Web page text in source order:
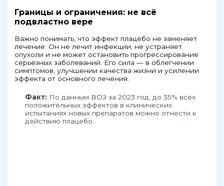
Границы и ограничения: не всё
подвластно вере
Важно понимать, что эффект плацебо не заменяет
лечение. Он не лечит инфекции, не устраняет
опухоли и не может остановить прогрессирование
серьёзных заболеваний. Его сила — в облегчении
симптомов, улучшении качества жизни и усилении
эффекта от основного лечения.
Факт:По данным ВОЗ за 2023 год, до 35% всех
положительных эффектов в клинических
испытаниях новых препаратов можно отнести к
действию плацебо.